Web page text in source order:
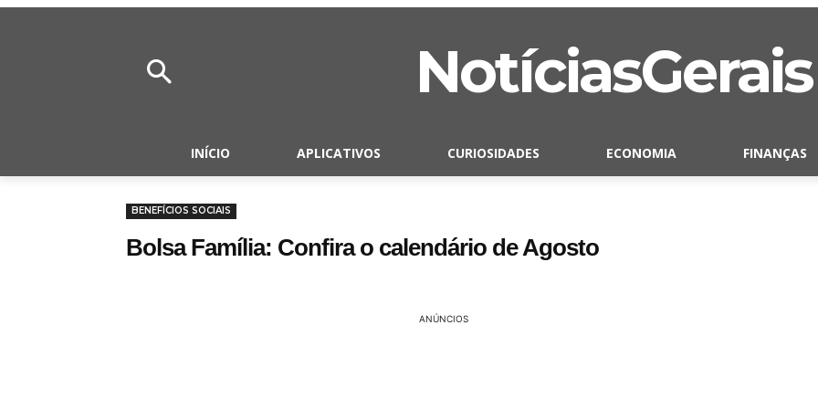
NotíciasGerais
INÍCIO APLICATIVOS CURIOSIDADES ECONOMIA FINANÇAS
BENEFÍCIOS SOCIAIS
Bolsa Família: Confira o calendário de Agosto
ANÚNCIOS